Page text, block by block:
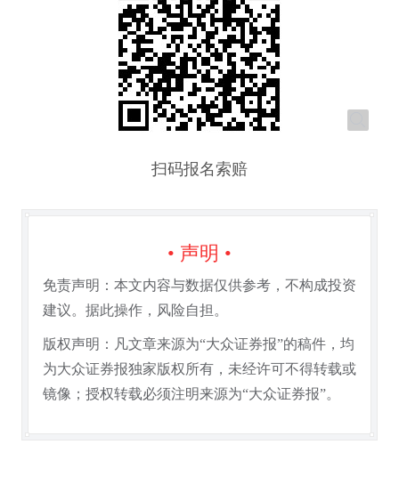
扫码报名索赔
• 声明 •
免责声明：本文内容与数据仅供参考，不构成投资
建议。据此操作，风险自担。
版权声明：凡文章来源为“大众证券报”的稿件，均
为大众证券报独家版权所有，未经许可不得转载或
镜像；授权转载必须注明来源为“大众证券报”。